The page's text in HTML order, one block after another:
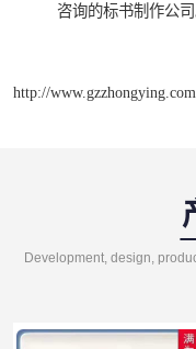
咨询的标书制作公司
http://www.gzzhongying.com